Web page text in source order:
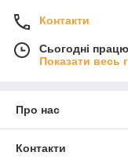
Контакти
Сьогодні
Показати весь
Про нас
Контакти